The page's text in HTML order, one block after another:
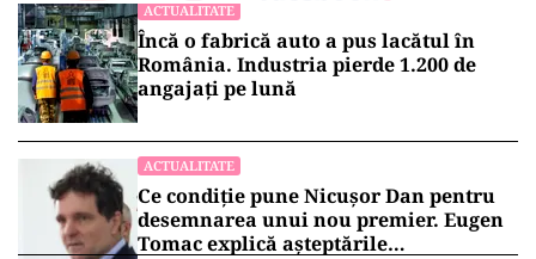
ACTUALITATE
Încă o fabrică auto a pus lacătul în
România. Industria pierde 1.200 de
angajați pe lună
ACTUALITATE
Ce condiție pune Nicușor Dan pentru
desemnarea unui nou premier. Eugen
Tomac explică așteptările